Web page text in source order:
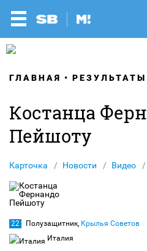
ГЛАВНАЯ РЕЗУЛЬТАТЫ
Костанца
Пейшоту
Карточка Новости Видео
22 Полузащитник, Крылья Советов
Италия